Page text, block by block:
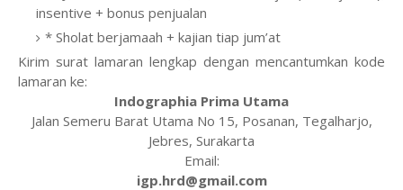
insentive + bonus penjualan
* Sholat berjamaah + kajian tiap jum’at
Kirim surat lamaran lengkap dengan mencantumkan kode
lamaran ke:
Indographia Prima Utama
Jalan Semeru Barat Utama No 15, Posanan, Tegalharjo,
Jebres, Surakarta
Email:
igp.hrd@gmail.com